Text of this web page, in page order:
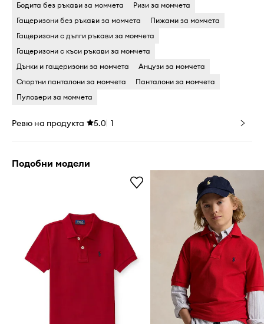
Бодита без ръкави за момчета
Ризи за момчета
Гащеризони без ръкави за момчета
Пижами за момчета
Гащеризони c дълги ръкави за момчета
Гащеризони c къси ръкави за момчета
Дънки и гащеризони за момчета
Анцузи за момчета
Спортни панталони за момчета
Панталони за момчета
Пуловери за момчета
Ревю на продукта 5.0 1
Подобни модели